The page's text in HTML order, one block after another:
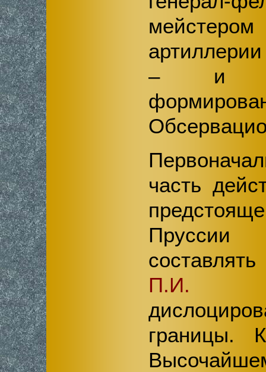
– и
часть
П.И.
границы.